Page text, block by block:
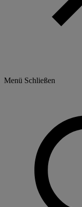
Menü Schließen